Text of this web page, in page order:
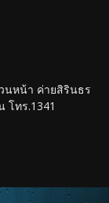
นหน้า ค่ายสิรินธร
โทร.1341